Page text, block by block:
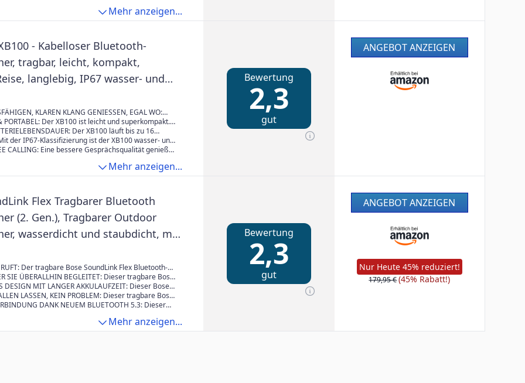
sofort für echten linken und rechtenMehr anzeigen...
- Kabelloser Bluetooth-
tragbar, leicht, kompakt,
langlebig, IP67 wasser- und
16 Std Akku, Trageriemen,
schwarz
KLAREN KLANG GENIESSEN, EGAL WO:
Lautsprecher erzeugt großen Klang mit
Der Sound Diffusion Processor verteilt den Klang in
PORTABEL: Der XB100 ist leicht und superkompakt.
der Lautsprecher getragen oder befestigt
Der XB100 läuft bis zu 16
und verfügt über eine praktische
Aufladen des Akkus über USB-C.
der IP67-Klassifizierung ist der XB100 wasser- und
hat er eine neue UV-Beschichtung, die auch
CALLING: Eine bessere Gesprächsqualität genießen
ohne dass es zu Aussetzern kommt.Mehr anzeigen...
Bewertung
2,3
gut
ANGEBOT ANZEIGEN
Flex Tragbarer Bluetooth
(2. Gen.), Tragbarer Outdoor
wasserdicht und staubdicht, mit
Klang, bis zu 12 Stunden
Schwarz
Der tragbare Bose SoundLink Flex Bluetooth-
Gen.) bietet überraschend großen, kraftvollen
superkompakten Größe – perfekt zum Teilen von
Vibes überall auf der Welt.
SIE ÜBERALLHIN BEGLEITET: Dieser tragbare Bose
einen klaren, naturgetreuen Klang und tiefe
von einem so kompakten Lautsprecher nicht
DESIGN MIT LANGER AKKULAUFZEIT: Dieser Bose
ist klein genug, um in Ihre Hand zu passen,
Rucksack befestigt zu werden. Mit bis zu 12 Stunden
LASSEN, KEIN PROBLEM: Dieser tragbare Bose
ist staub- und wasserdicht gemäß Schutzart
DANK NEUEM BLUETOOTH 5.3: Dieser
stabile Verbindung. Dank Multipoint-Technologie
Geräten gleichzeitig verbunden werden.
Mehr anzeigen...
Bewertung
2,3
gut
ANGEBOT ANZEIGEN
Nur Heute 45% reduziert!
179,95 €(45% Rabatt!)